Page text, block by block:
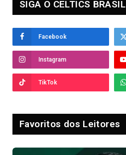
SIGA O CELTICS BRASIL
Facebook
Instagram
TikTok
Favoritos dos Leitores